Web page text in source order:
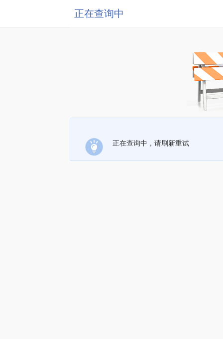
正在查询中
正在查询中，请刷新重试